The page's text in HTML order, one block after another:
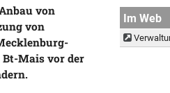
von
von
Bt-Mais vor der
Im Web